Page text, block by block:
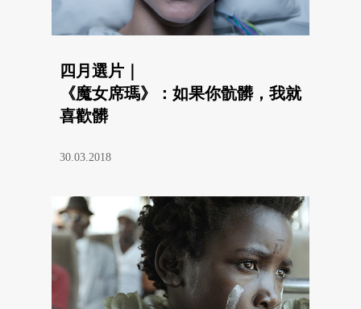
四月選片｜
《魔女席瑪》：如果你骯髒，我就
喜歡髒
30.03.2018